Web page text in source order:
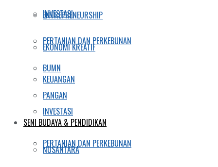
INVESTASI
PERTANIAN DAN PERKEBUNAN
BUMN
PANGAN
SENI BUDAYA & PENDIDIKAN
NUSANTARA
ENTREPRENEURSHIP
EKONOMI KREATIF
KEUANGAN
INVESTASI
PERTANIAN DAN PERKEBUNAN